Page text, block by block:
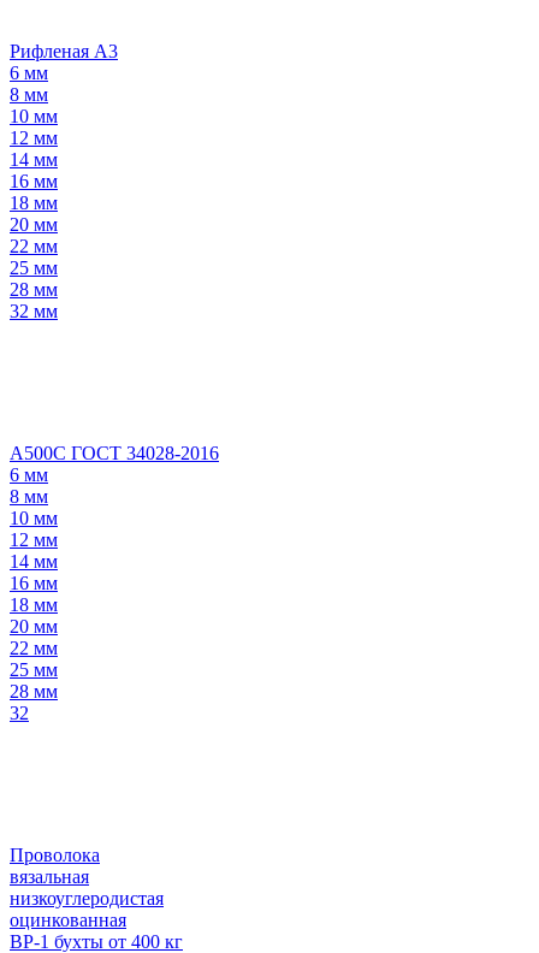
Рифленая А3
6 мм
8 мм
10 мм
12 мм
14 мм
16 мм
18 мм
20 мм
22 мм
25 мм
28 мм
32 мм
А500С ГОСТ 34028-2016
6 мм
8 мм
10 мм
12 мм
14 мм
16 мм
18 мм
20 мм
22 мм
25 мм
28 мм
32
Проволока
вязальная
низкоуглеродистая
оцинкованная
ВР-1 бухты от 400 кг